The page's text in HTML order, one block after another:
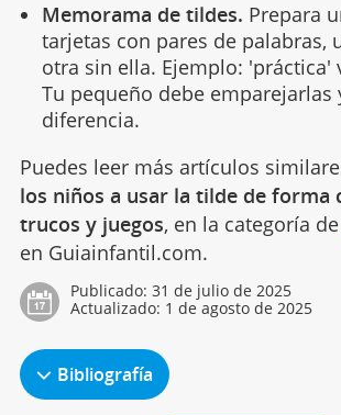
Memorama de tildes. Prepara
tarjetas con pares de palabras,
otra sin ella. Ejemplo: 'práctica'
Tu pequeño debe emparejarlas
diferencia.
Puedes leer más artículos
los niños a usar la tilde de forma
trucos y juegos, en la categoría de
en Guiainfantil.com.
Publicado: 31 de julio de 2025
Actualizado: 1 de agosto de 2025
Bibliografía